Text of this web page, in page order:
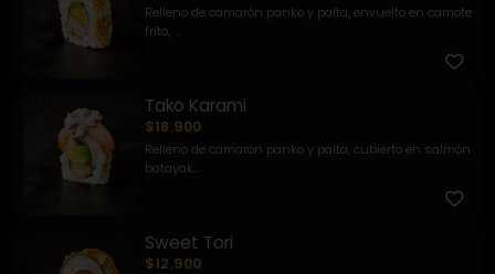
Relleno de camarón panko y palta, envuelto en camote
frito, ...
Tako Karami
$18.900
Relleno de camarón panko y palta, cubierto en salmón
batayak...
Sweet Tori
$12.900